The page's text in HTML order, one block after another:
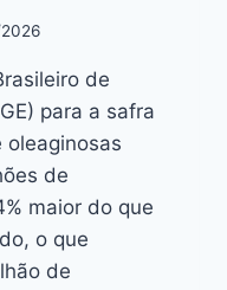
de
para a safra
oleaginosas
de
maior do que
o que
de